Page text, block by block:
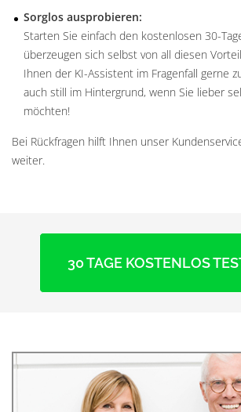
Sorglos ausprobieren:
Starten Sie einfach den kostenlosen 30-
überzeugen sich selbst von all diesen
Ihnen der KI-Assistent im Fragenfall gerne
auch still im Hintergrund, wenn Sie lieber
möchten!
Bei Rückfragen hilft Ihnen unser
weiter.
30 TAGE KOSTENLOS